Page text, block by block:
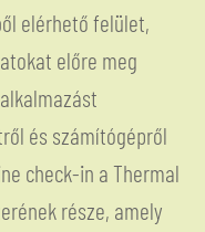
elérhető felület,
előre meg
és számítógépről
check-in a Thermal
része, amely